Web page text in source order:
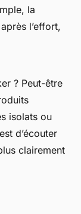
la
l’effort,
? Peut-être
isolats ou
d’écouter
clairement